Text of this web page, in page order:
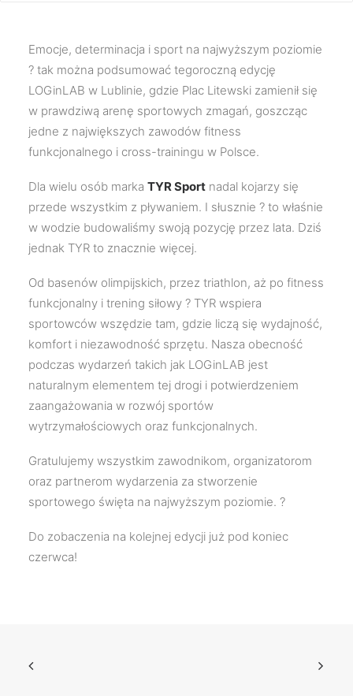
Emocje, determinacja i sport na najwyższym poziomie
? tak można podsumować tegoroczną edycję
LOGinLAB w Lublinie, gdzie Plac Litewski zamienił się
w prawdziwą arenę sportowych zmagań, goszcząc
jedne z największych zawodów fitness
funkcjonalnego i cross-trainingu w Polsce.
Dla wielu osób marka TYR Sport nadal kojarzy się
przede wszystkim z pływaniem. I słusznie ? to właśnie
w wodzie budowaliśmy swoją pozycję przez lata. Dziś
jednak TYR to znacznie więcej.
Od basenów olimpijskich, przez triathlon, aż po fitness
funkcjonalny i trening siłowy ? TYR wspiera
sportowców wszędzie tam, gdzie liczą się wydajność,
komfort i niezawodność sprzętu. Nasza obecność
podczas wydarzeń takich jak LOGinLAB jest
naturalnym elementem tej drogi i potwierdzeniem
zaangażowania w rozwój sportów
wytrzymałościowych oraz funkcjonalnych.
Gratulujemy wszystkim zawodnikom, organizatorom
oraz partnerom wydarzenia za stworzenie
sportowego święta na najwyższym poziomie. ?
Do zobaczenia na kolejnej edycji już pod koniec
czerwca!